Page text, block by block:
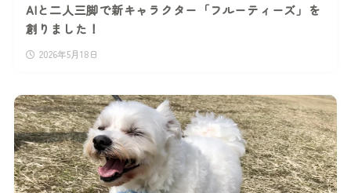
AIと二人三脚で新キャラクター「フルーティーズ」を
創りました！
2026年5月18日